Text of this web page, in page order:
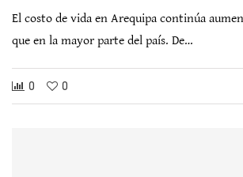
El costo de vida en Arequipa continúa
que en la mayor parte del país. De…
0 0